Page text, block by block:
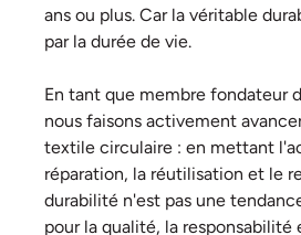
ans ou plus. Car la véritable
par la durée de vie.
En tant que membre fondateur
nous faisons activement
textile circulaire : en mettant
réparation, la réutilisation et le
durabilité n'est pas une
pour la qualité, la